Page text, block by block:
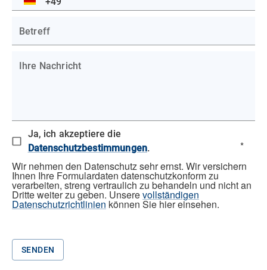
DE
Betreff
Ihre Nachricht
Ja, ich akzeptiere die
Datenschutzbestimmungen.
*
Wir nehmen den Datenschutz sehr ernst. Wir versichern
Ihnen Ihre Formulardaten datenschutzkonform zu
verarbeiten, streng vertraulich zu behandeln und nicht an
Dritte weiter zu geben. Unserevollständigen
Datenschutzrichtlinien können Sie hier einsehen.
SENDEN